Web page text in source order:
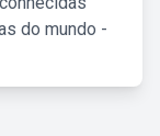
do mundo -